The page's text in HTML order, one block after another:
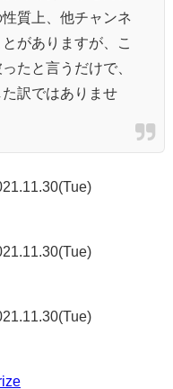
質上、他チャンネ
がありますが、こ
たと言うだけで、
訳ではありませ